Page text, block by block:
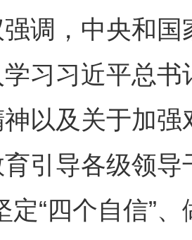
，中央和国
习习近平总
以及关于加强
引导各级领导
定“四个自信”